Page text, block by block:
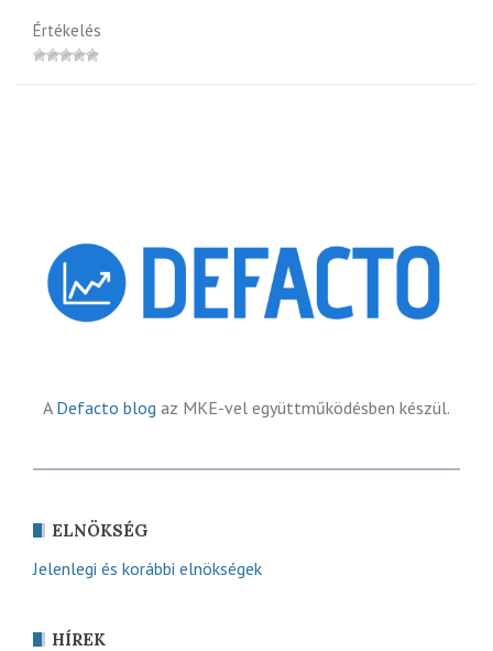
Értékelés
A Defacto blog az MKE-vel együttműködésben készül.
ELNÖKSÉG
Jelenlegi és korábbi elnökségek
HÍREK